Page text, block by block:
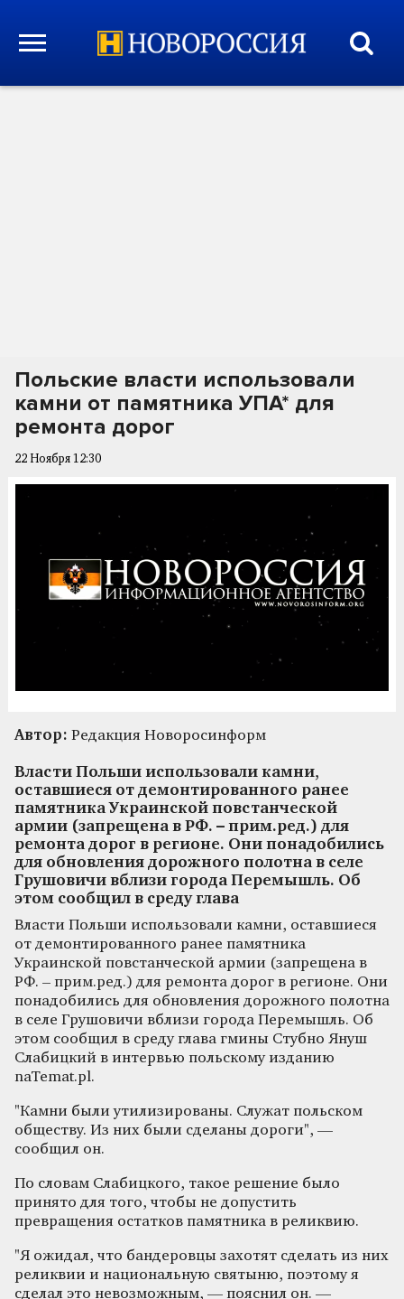
Польские власти использовали
камни от памятника УПА* для
ремонта дорог
22 Ноября 12:30
Автор: Редакция Новоросинформ
Власти Польши использовали камни,
оставшиеся от демонтированного ранее
памятника Украинской повстанческой
армии (запрещена в РФ. – прим.ред.) для
ремонта дорог в регионе. Они понадобились
для обновления дорожного полотна в селе
Грушовичи вблизи города Перемышль. Об
этом сообщил в среду глава
Власти Польши использовали камни, оставшиеся
от демонтированного ранее памятника
Украинской повстанческой армии (запрещена в
РФ. – прим.ред.) для ремонта дорог в регионе. Они
понадобились для обновления дорожного полотна
в селе Грушовичи вблизи города Перемышль. Об
этом сообщил в среду глава гмины Стубно Януш
Слабицкий в интервью польскому изданию
naTemat.pl.
"Камни были утилизированы. Служат польском
обществу. Из них были сделаны дороги", —
сообщил он.
По словам Слабицкого, такое решение было
принято для того, чтобы не допустить
превращения остатков памятника в реликвию.
"Я ожидал, что бандеровцы захотят сделать из них
реликвии и национальную святыню, поэтому я
сделал это невозможным, — пояснил он. —